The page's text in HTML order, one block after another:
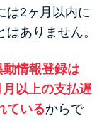
は2ヶ月以内に
ありません。
動情報登録は
月以上の支払遅
ているからで